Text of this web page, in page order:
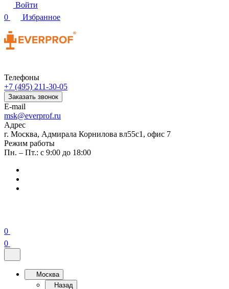
Войти
0
Избранное
Телефоны
+7 (495) 211-30-05
Заказать звонок
E-mail
msk@everprof.ru
Адрес
г. Москва, Адмирала Корнилова вл55с1, офис 7
Режим работы
Пн. – Пт.: с 9:00 до 18:00
0
0
Москва
Назад